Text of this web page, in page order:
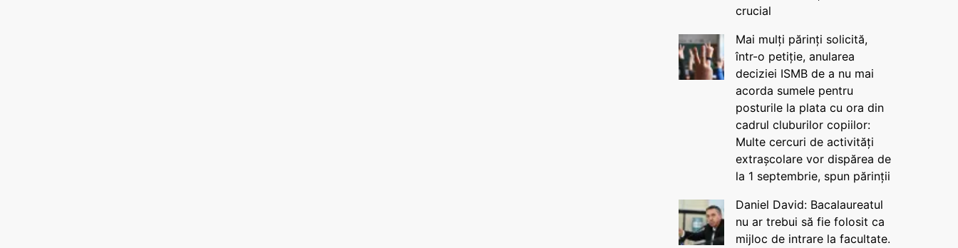
crucial
Mai mulți părinți solicită,
într-o petiție, anularea
deciziei ISMB de a nu mai
acorda sumele pentru
posturile la plata cu ora din
cadrul cluburilor copiilor:
Multe cercuri de activități
extrașcolare vor dispărea de
la 1 septembrie, spun părinții
Daniel David: Bacalaureatul
nu ar trebui să fie folosit ca
mijloc de intrare la facultate.